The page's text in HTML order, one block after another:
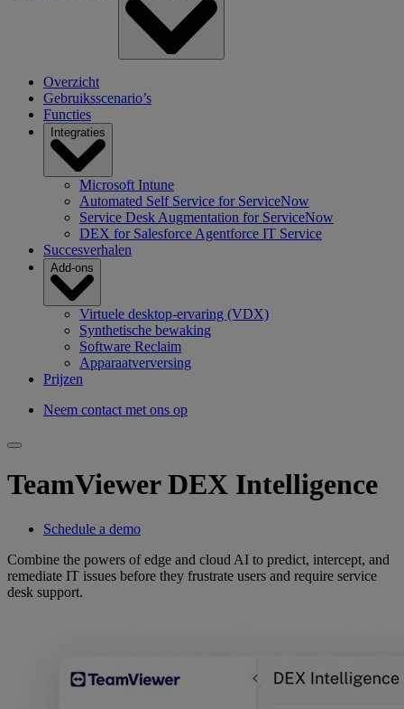
Overzicht
Gebruiksscenario’s
Functies
Integraties
Microsoft Intune
Automated Self Service for ServiceNow
Service Desk Augmentation for ServiceNow
DEX for Salesforce Agentforce IT Service
Succesverhalen
Add-ons
Virtuele desktop-ervaring (VDX)
Synthetische bewaking
Software Reclaim
Apparaatverversing
Prijzen
Neem contact met ons op
TeamViewer DEX Intelligence
Schedule a demo
Combine the powers of edge and cloud AI to predict, intercept, and
remediate IT issues before they frustrate users and require service
desk support.